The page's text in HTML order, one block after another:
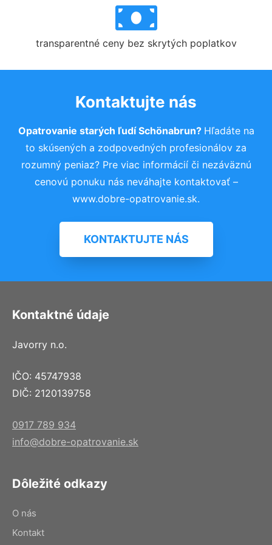
transparentné ceny bez skrytých poplatkov
Kontaktujte nás
Opatrovanie starých ľudí Schönabrun? Hľadáte na
to skúsených a zodpovedných profesionálov za
rozumný peniaz? Pre viac informácií či nezáväznú
cenovú ponuku nás neváhajte kontaktovať –
www.dobre-opatrovanie.sk.
KONTAKTUJTE NÁS
Kontaktné údaje
Javorry n.o.
IČO: 45747938
DIČ: 2120139758
0917 789 934
info@dobre-opatrovanie.sk
Dôležité odkazy
O nás
Kontakt